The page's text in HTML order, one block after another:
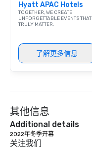
Hyatt APAC Hotels
TOGETHER, WE CREATE
UNFORGETTABLE EVENTS THAT
TRULY MATTER.
了解更多信息
其他信息
Additional details
2022年冬季开幕
关注我们